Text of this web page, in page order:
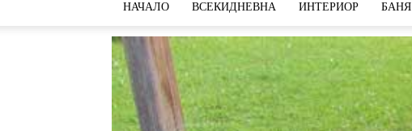
НАЧАЛО ВСЕКИДНЕВНА ИНТЕРИОР БАНЯ